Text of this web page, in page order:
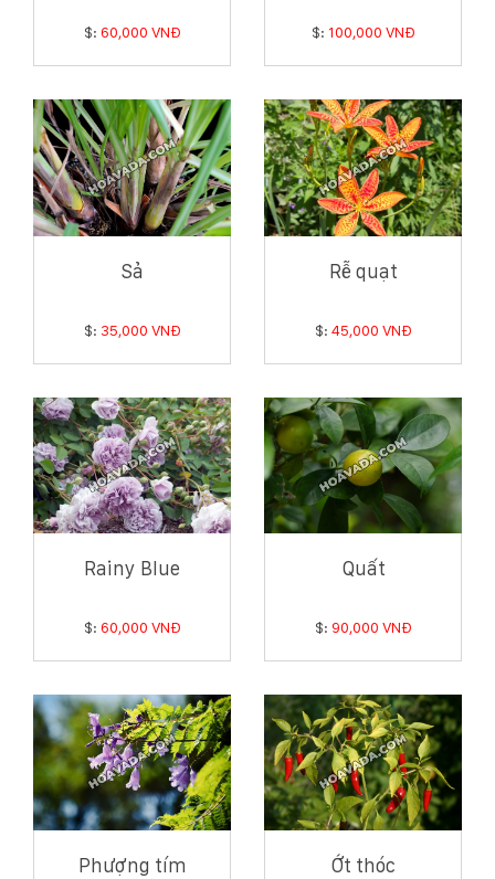
$: 60,000 VNĐ $: 100,000 VNĐ
Sả
$: 35,000 VNĐ
Rễ quạt
$: 45,000 VNĐ
Rainy Blue
$: 60,000 VNĐ
Quất
$: 90,000 VNĐ
Phượng tím Ớt thóc